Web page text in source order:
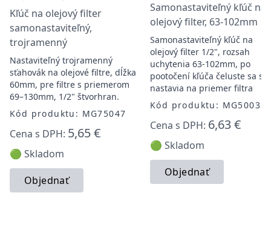
Kľúč na olejový filter
samonastaviteľný,
trojramenný
Nastaviteľný trojramenný
sťahovák na olejové filtre, dĺžka
60mm, pre filtre s priemerom
69–130mm, 1/2" štvorhran.
Kód produktu: MG75047
Cena s DPH: 5,65 €
🟢 Skladom
Objednať
Samonastaviteľný kľúč na
olejový filter, 63-102mm
Samonastaviteľný kľúč na
olejový filter 1/2", rozsah
uchytenia 63-102mm, po
pootočení kľúča čeluste sa
nastavia na priemer filtra
Kód produktu: MG50033
Cena s DPH: 6,63 €
🟢 Skladom
Objednať